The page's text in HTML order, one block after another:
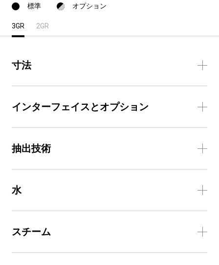
標準 オプション
3GR 2GR
寸法
インターフェイスとオプション
抽出技術
水
スチーム